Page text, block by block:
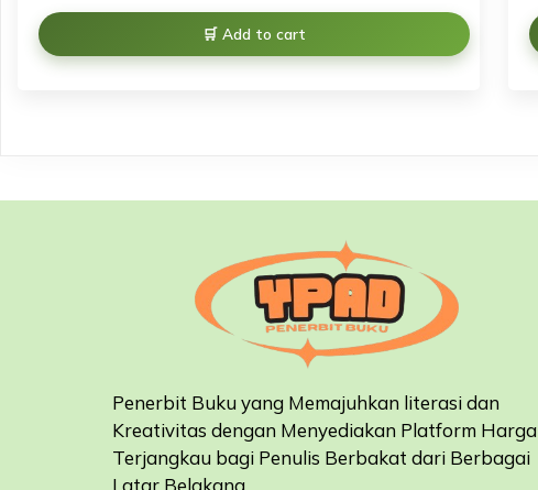
Add to cart
Penerbit Buku yang Memajuhkan literasi dan
Kreativitas dengan Menyediakan Platform Harga
Terjangkau bagi Penulis Berbakat dari Berbagai
Latar Belakang